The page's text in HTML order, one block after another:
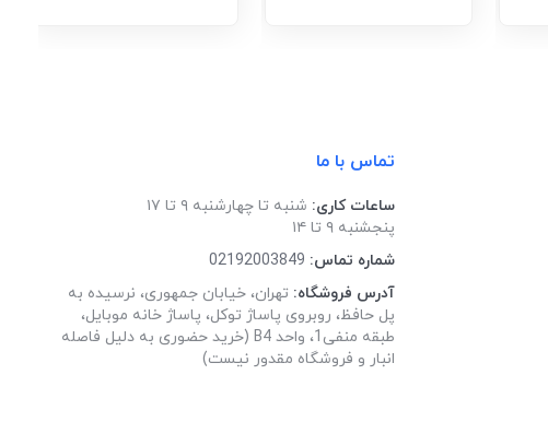
تماس با ما
ساعات کاری: شنبه تا چهارشنبه ۹ تا ۱۷
پنجشنبه ۹ تا ۱۴
شماره تماس: 02192003849
آدرس فروشگاه: تهران، خیابان جمهوری، نرسیده به
پل حافظ، روبروی پاساژ توکل، پاساژ خانه موبایل،
طبقه منفی1، واحد B4 (خرید حضوری به دلیل فاصله
انبار و فروشگاه مقدور نیست)